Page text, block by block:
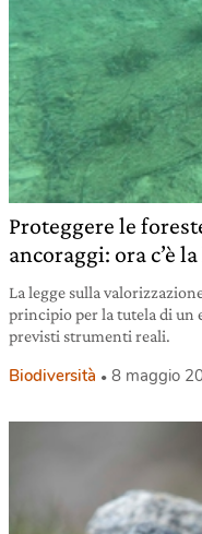
Proteggere le
ancoraggi: ora c’è
La legge sulla
principio per la tutela di un
previsti strumenti reali.
Biodiversità 8 maggio